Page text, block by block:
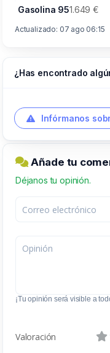
Gasolina 951.649 €
Actualizado: 07 ago 06:15
¿Has encontrado
Infórmanos
Añade tu
Déjanos tu opinión.
¡Tu opinión será visible a
Valoración